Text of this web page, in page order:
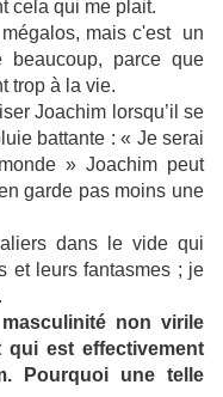
cela qui me plait.
mais c'est un
parce que
trop à la vie.
Joachim lorsqu’il se
battante : « Je serai
» Joachim peut
garde pas moins une
dans le vide qui
et leurs fantasmes ; je
non virile
est effectivement
Pourquoi une telle